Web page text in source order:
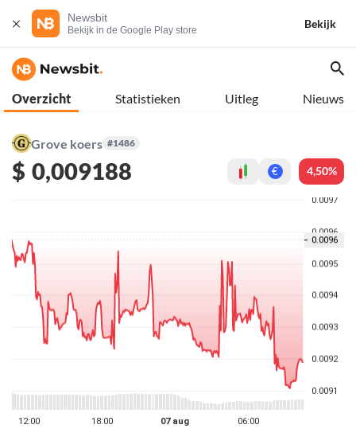
Newsbit
Bekijk in de Google Play store
Bekijk
Overzicht Statistieken Uitleg Nieuws
Grove koers #1486
$ 0,009188 € 4,50%